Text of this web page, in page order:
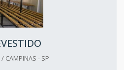
CAMPINAS - SP